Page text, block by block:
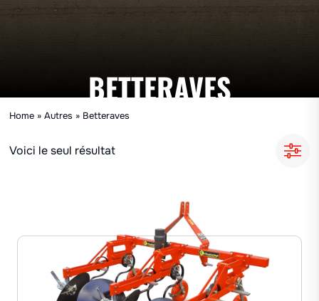
BETTERAVES
Home »Autres » Betteraves
Voici le seul résultat